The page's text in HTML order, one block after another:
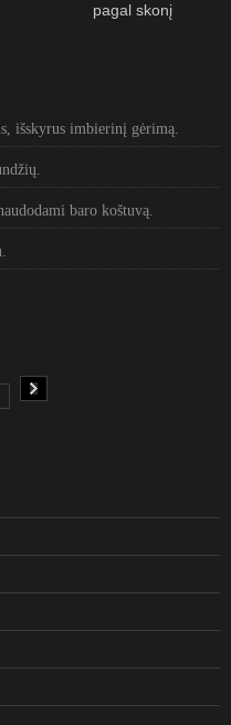
pagal skonį
išskyrus imbierinį gėrimą.
baro koštuvą.